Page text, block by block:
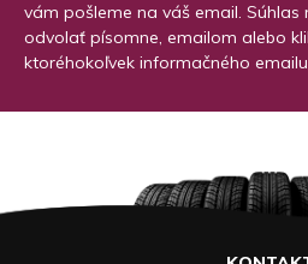
vám pošleme na váš email. Súhlas
odvolať písomne, emailom alebo
ktoréhokoľvek informačného